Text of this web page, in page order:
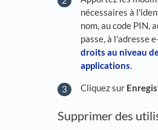
nécessaires à
nom, au code PIN,
passe, à l'adresse
droits au niveau
applications.
Cliquez sur
Supprimer des